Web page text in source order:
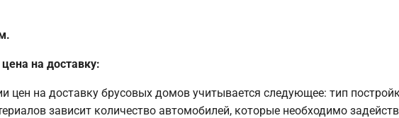
на доставку:
цен на доставку брусовых домов учитывается следующее: тип
зависит количество автомобилей, которые необходимо